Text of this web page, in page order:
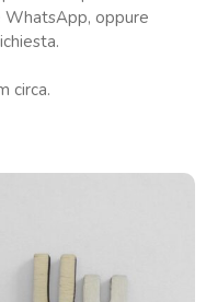
oppure
circa.